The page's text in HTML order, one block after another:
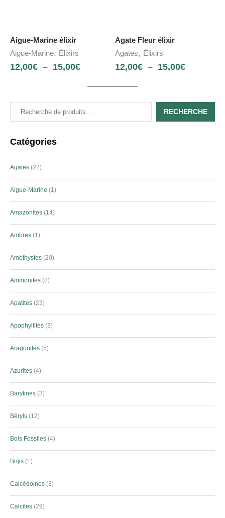
Aigue-Marine élixir
Aigue-Marine, Élixirs
12,00€ – 15,00€
Agate Fleur élixir
Agates, Élixirs
12,00€ – 15,00€
RECHERCHE
Catégories
Agates 22
Aigue-Marine 1
Amazonites 14
Ambres 1
Améthystes 20
Ammonites 8
Apatites 23
Apophyllites 3
Aragonites 5
Azurites 4
Barytines 3
Béryls 12
Bois Fossiles 4
Bojis 1
Calcédoines 3
Calcites 29